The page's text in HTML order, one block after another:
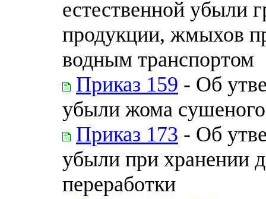
естественной убыли
продукции, жмыхов
водным транспортом
Приказ 159 - Об
убыли жома
Приказ 173 - Об
убыли при хранении
переработки